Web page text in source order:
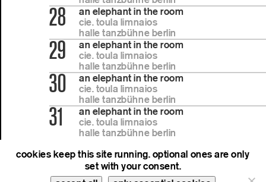
28
an elephant in the room
cie. toula limnaios
halle tanzbühne berlin
29
an elephant in the room
cie. toula limnaios
halle tanzbühne berlin
30
an elephant in the room
cie. toula limnaios
halle tanzbühne berlin
31
an elephant in the room
cie. toula limnaios
halle tanzbühne berlin
cookies keep this site running. optional ones are only
set with your consent.